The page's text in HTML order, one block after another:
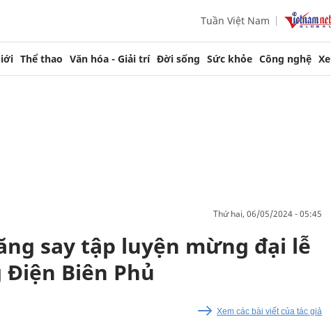
Tuần Việt Nam
Thể thao Văn hóa - Giải trí Đời sống Sức khỏe Công nghệ Xe
thứ hai, 06/05/2024 - 05:45
say tập luyện mừng đại lễ
Biên Phủ
Xem các bài viết của tác giả